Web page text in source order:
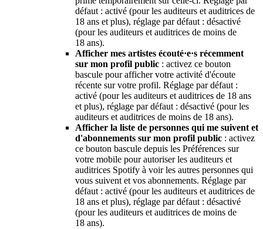
défaut : activé (pour les auditeurs et auditrices de
18 ans et plus), réglage par défaut : désactivé
(pour les auditeurs et auditrices de moins de
18 ans).
Afficher mes artistes écouté·e·s récemment
sur mon profil public : activez ce bouton
bascule pour afficher votre activité d'écoute
récente sur votre profil. Réglage par défaut :
activé (pour les auditeurs et auditrices de 18 ans
et plus), réglage par défaut : désactivé (pour les
auditeurs et auditrices de moins de 18 ans).
Afficher la liste de personnes qui me suivent et
d'abonnements sur mon profil public : activez
ce bouton bascule depuis les Préférences sur
votre mobile pour autoriser les auditeurs et
auditrices Spotify à voir les autres personnes qui
vous suivent et vos abonnements. Réglage par
défaut : activé (pour les auditeurs et auditrices de
18 ans et plus), réglage par défaut : désactivé
(pour les auditeurs et auditrices de moins de
18 ans).